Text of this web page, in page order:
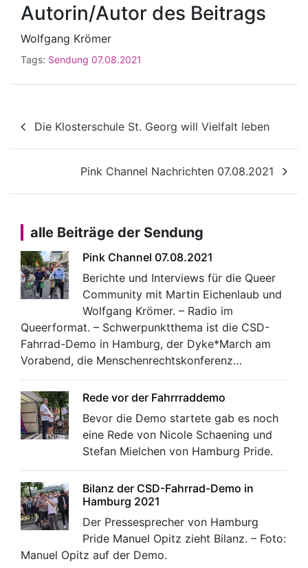
Autorin/Autor des Beitrags
Wolfgang Krömer
Tags: Sendung 07.08.2021
Beitragsnavigation
Die Klosterschule St. Georg will Vielfalt leben
Pink Channel Nachrichten 07.08.2021
alle Beiträge der Sendung
Pink Channel 07.08.2021
Berichte und Interviews für die Queer
Community mit Martin Eichenlaub und
Wolfgang Krömer. – Radio im
Queerformat. – Schwerpunktthema ist die CSD-
Fahrrad-Demo in Hamburg, der Dyke*March am
Vorabend, die Menschenrechtskonferenz…
Rede vor der Fahrrraddemo
Bevor die Demo startete gab es noch
eine Rede von Nicole Schaening und
Stefan Mielchen von Hamburg Pride.
Bilanz der CSD-Fahrrad-Demo in
Hamburg 2021
Der Pressesprecher von Hamburg
Pride Manuel Opitz zieht Bilanz. – Foto:
Manuel Opitz auf der Demo.